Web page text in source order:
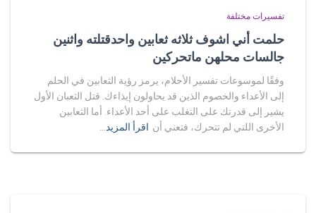
تفسيرات مختلفة
حلمت أني اشوف ثلاثه ثعابين واحدقتلته واثنين
جالسات محلهن ماتحركين
وفقًا لموسوعات تفسير الأحلام، يرمز رؤية الثعابين في الحلم
إلى الأعداء والخصوم الذين قد يحاولون إيذاءك. قتل الثعبان الأول
يشير إلى قدرتك على التغلب على أحد الأعداء. أما الثعابين
الأخرى اللتي لم تتحرك، فتعني أن اقرأ المزيد…